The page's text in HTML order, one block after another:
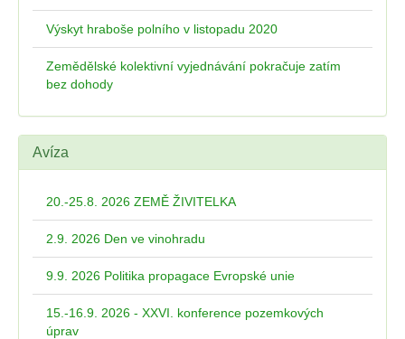
Výskyt hraboše polního v listopadu 2020
Zemědělské kolektivní vyjednávání pokračuje zatím
bez dohody
Avíza
20.-25.8. 2026 ZEMĚ ŽIVITELKA
2.9. 2026 Den ve vinohradu
9.9. 2026 Politika propagace Evropské unie
15.-16.9. 2026 - XXVI. konference pozemkových
úprav